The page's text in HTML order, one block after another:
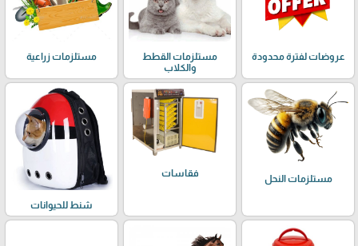
عروضات لفترة محدودة
مستلزمات القطط
والكلاب
مستلزمات زراعية
مستلزمات النحل
فقاسات
شنط للحيوانات